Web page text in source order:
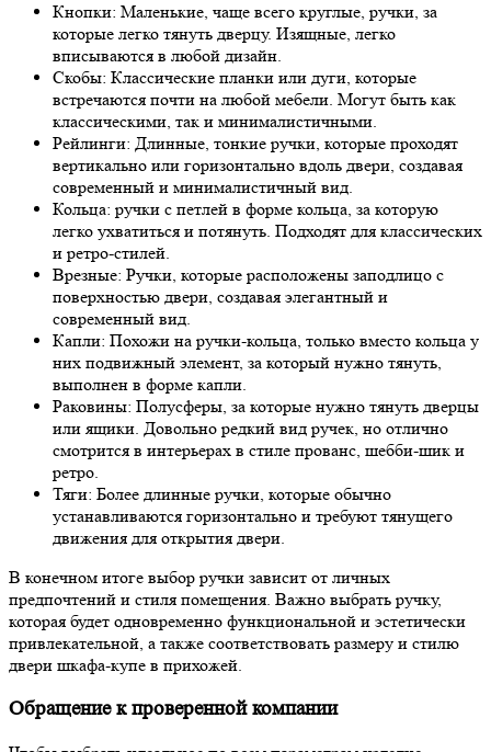
Кнопки: Маленькие, чаще всего круглые, ручки, за
которые легко тянуть дверцу. Изящные, легко
вписываются в любой дизайн.
Скобы: Классические планки или дуги, которые
встречаются почти на любой мебели. Могут быть как
классическими, так и минималистичными.
Рейлинги: Длинные, тонкие ручки, которые проходят
вертикально или горизонтально вдоль двери, создавая
современный и минималистичный вид.
Кольца: ручки с петлей в форме кольца, за которую
легко ухватиться и потянуть. Подходят для классических
и ретро-стилей.
Врезные: Ручки, которые расположены заподлицо с
поверхностью двери, создавая элегантный и
современный вид.
Капли: Похожи на ручки-кольца, только вместо кольца у
них подвижный элемент, за который нужно тянуть,
выполнен в форме капли.
Раковины: Полусферы, за которые нужно тянуть дверцы
или ящики. Довольно редкий вид ручек, но отлично
смотрится в интерьерах в стиле прованс, шебби-шик и
ретро.
Тяги: Более длинные ручки, которые обычно
устанавливаются горизонтально и требуют тянущего
движения для открытия двери.
В конечном итоге выбор ручки зависит от личных
предпочтений и стиля помещения. Важно выбрать ручку,
которая будет одновременно функциональной и эстетически
привлекательной, а также соответствовать размеру и стилю
двери шкафа-купе в прихожей.
Обращение к проверенной компании